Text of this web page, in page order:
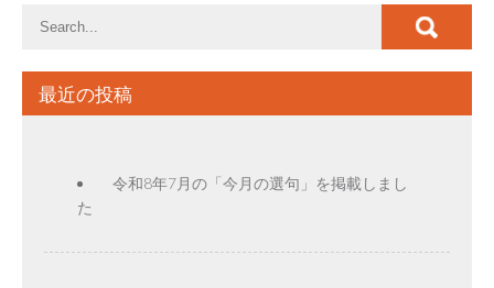
最近の投稿
令和8年7月の「今月の選句」を掲載しまし
た